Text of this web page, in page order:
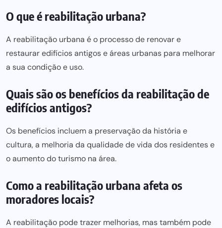
O que é reabilitação urbana?
A reabilitação urbana é o processo de renovar e
restaurar edifícios antigos e áreas urbanas para melhorar
a sua condição e uso.
Quais são os benefícios da reabilitação de
edifícios antigos?
Os benefícios incluem a preservação da história e
cultura, a melhoria da qualidade de vida dos residentes e
o aumento do turismo na área.
Como a reabilitação urbana afeta os
moradores locais?
A reabilitação pode trazer melhorias, mas também pode